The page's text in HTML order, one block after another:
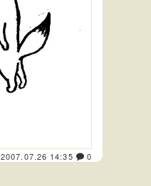
2007.07.26 14:35 0